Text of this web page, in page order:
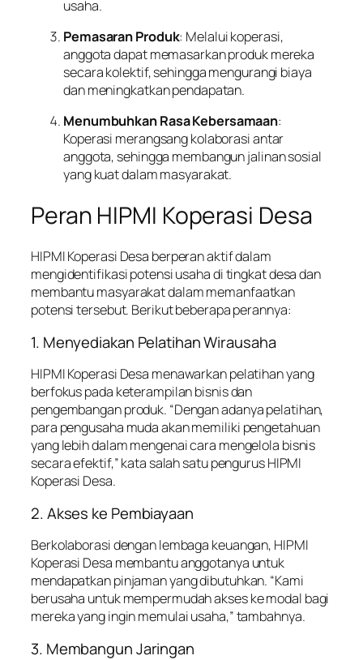
usaha.
Pemasaran Produk: Melalui koperasi,
anggota dapat memasarkan produk mereka
secara kolektif, sehingga mengurangi biaya
dan meningkatkan pendapatan.
Menumbuhkan Rasa Kebersamaan:
Koperasi merangsang kolaborasi antar
anggota, sehingga membangun jalinan sosial
yang kuat dalam masyarakat.
Peran HIPMI Koperasi Desa
HIPMI Koperasi Desa berperan aktif dalam
mengidentifikasi potensi usaha di tingkat desa dan
membantu masyarakat dalam memanfaatkan
potensi tersebut. Berikut beberapa perannya:
1. Menyediakan Pelatihan Wirausaha
HIPMI Koperasi Desa menawarkan pelatihan yang
berfokus pada keterampilan bisnis dan
pengembangan produk. “Dengan adanya pelatihan,
para pengusaha muda akan memiliki pengetahuan
yang lebih dalam mengenai cara mengelola bisnis
secara efektif,” kata salah satu pengurus HIPMI
Koperasi Desa.
2. Akses ke Pembiayaan
Berkolaborasi dengan lembaga keuangan, HIPMI
Koperasi Desa membantu anggotanya untuk
mendapatkan pinjaman yang dibutuhkan. “Kami
berusaha untuk mempermudah akses ke modal bagi
mereka yang ingin memulai usaha,” tambahnya.
3. Membangun Jaringan